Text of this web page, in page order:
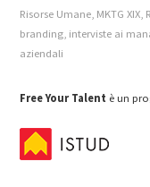
Risorse Umane MKTG XIX
branding interviste ai
aziendali
Free Your Talent è un